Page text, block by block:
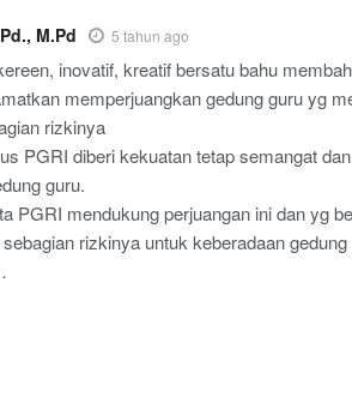
M.Pd 5 tahun ago
inovatif, kreatif bersatu bahu
memperjuangkan gedung guru yg
rizkinya
PGRI diberi kekuatan tetap semangat
guru.
PGRI mendukung perjuangan ini dan yg
rizkinya untuk keberadaan